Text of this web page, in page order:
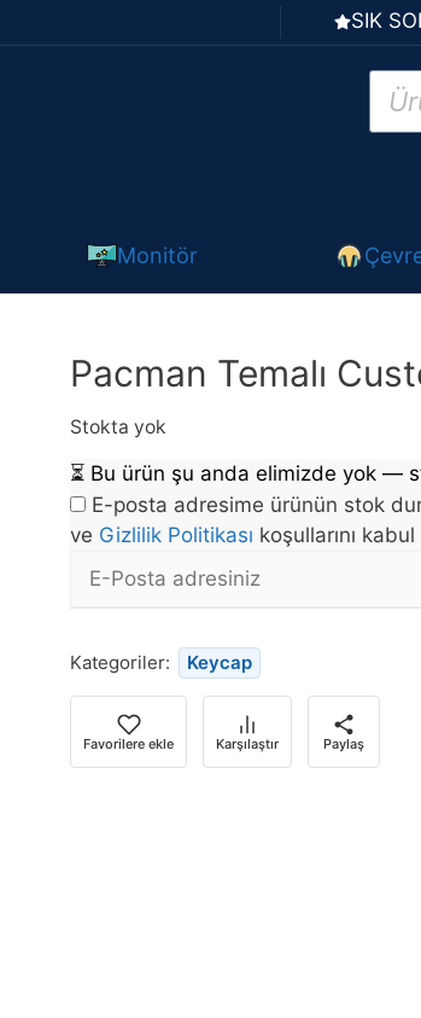
SIK
Monitör
Pacman Temalı
Stokta yok
⏳ Bu ürün şu anda elimizde yok —
E-posta adresime ürünün stok
ve Gizlilik Politikası koşullarını
E-
ürün
stoğa
döndüğünde
bildirim
almak
Kategoriler: Keycap
Favorilere ekle Karşılaştır Paylaş